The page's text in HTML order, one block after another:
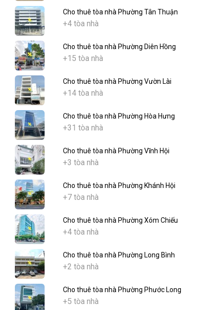
Cho thuê tòa nhà Phường Tân Thuận
+4 tòa nhà
Cho thuê tòa nhà Phường Diên Hồng
+15 tòa nhà
Cho thuê tòa nhà Phường Vườn Lài
+14 tòa nhà
Cho thuê tòa nhà Phường Hòa Hưng
+31 tòa nhà
Cho thuê tòa nhà Phường Vĩnh Hội
+3 tòa nhà
Cho thuê tòa nhà Phường Khánh Hội
+7 tòa nhà
Cho thuê tòa nhà Phường Xóm Chiếu
+4 tòa nhà
Cho thuê tòa nhà Phường Long Bình
+2 tòa nhà
Cho thuê tòa nhà Phường Phước Long
+5 tòa nhà